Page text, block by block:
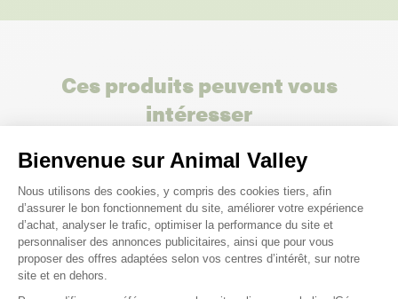
Bienvenue sur Animal Valley
Plateforme de Gestion du
Nous utilisons des cookies, y compris des cookies tiers, afin
d’assurer le bon fonctionnement du site, améliorer votre expérience
d’achat, analyser le trafic, optimiser la performance du site et
personnaliser des annonces publicitaires, ainsi que pour vous
proposer des offres adaptées selon vos centres d’intérêt, sur notre
site et en dehors.
Ces produits peuvent vous
intéresser